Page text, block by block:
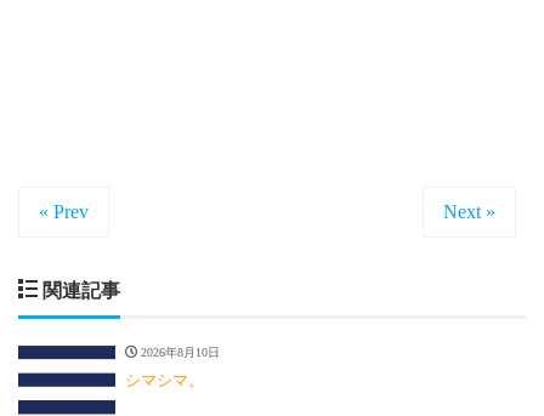
« Prev Next »
関連記事
2026年8月10日
シマシマ。